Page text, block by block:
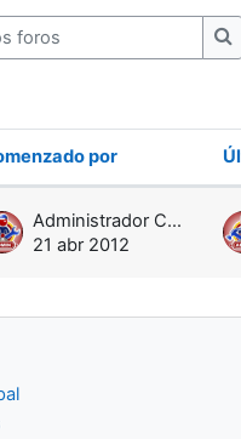
1 de 1
por
Administrador ColMed5
21 abr 2012